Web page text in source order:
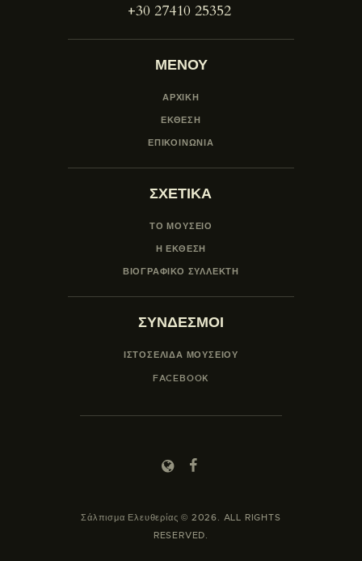
+30 27410 25352
ΜΕΝΟΥ
ΑΡΧΙΚΗ
ΕΚΘΕΣΗ
ΕΠΙΚΟΙΝΩΝΙΑ
ΣΧΕΤΙΚΑ
ΤΟ ΜΟΥΣΕΙΟ
Η ΕΚΘΕΣΗ
ΒΙΟΓΡΑΦΙΚΟ ΣΥΛΛΕΚΤΗ
ΣΥΝΔΕΣΜΟΙ
ΙΣΤΟΣΕΛΙΔΑ ΜΟΥΣΕΊΟΥ
FACEBOOK
Σάλπισμα Ελευθερίας © 2026. ALL RIGHTS
RESERVED.